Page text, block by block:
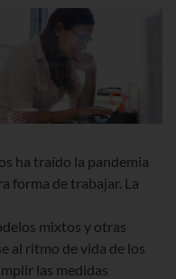
ha traído la pandemia
forma de trabajar. La
mixtos y otras
al ritmo de vida de los
las medidas